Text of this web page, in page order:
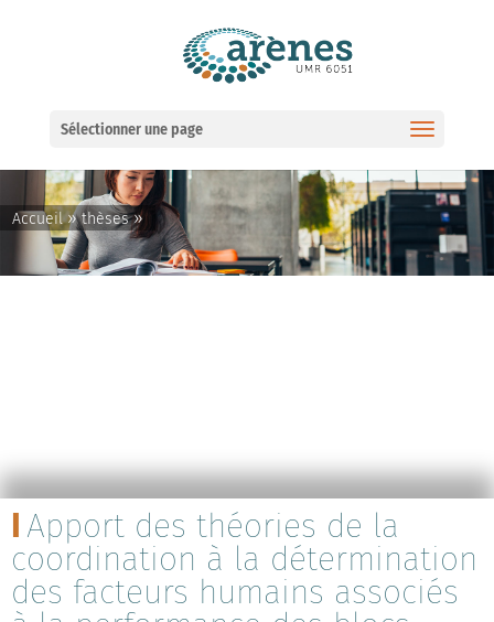
Sélectionner une page
Accueil»thèses»
Apport des théories de la
coordination à la détermination
des facteurs humains associés